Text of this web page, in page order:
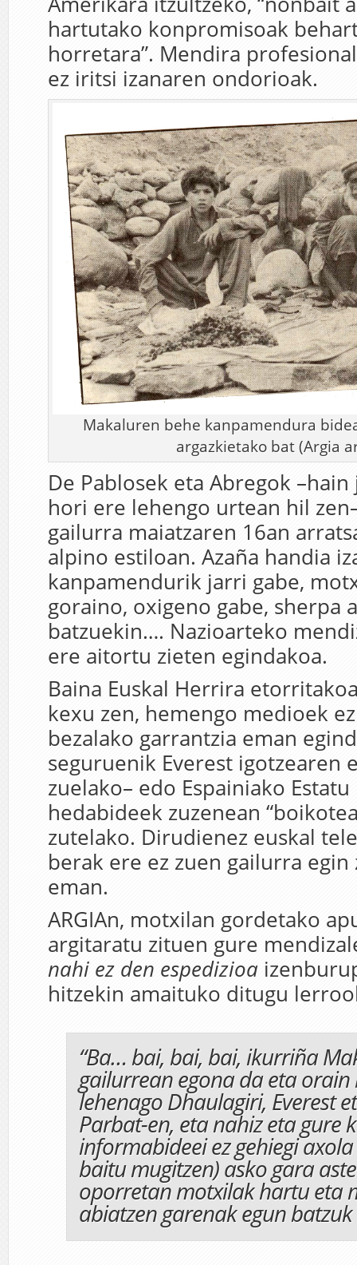
hartutako konpromisoak
horretara”. Mendira
ez iritsi izanaren ondorioak.
Makaluren behe kanpamendura
argazkietako bat (Argia
De Pablosek eta Abregok
hori ere lehengo urtean hil
gailurra maiatzaren 16an
alpino estiloan. Azaña handia
kanpamendurik jarri gabe,
goraino, oxigeno gabe, sherpa
batzuekin…. Nazioarteko
ere aitortu zieten egindakoa.
Baina Euskal Herrira
kexu zen, hemengo medioek
bezalako garrantzia eman
seguruenik Everest igotzearen
zuelako– edo Espainiako
hedabideek zuzenean
zutelako. Dirudienez euskal
berak ere ez zuen gailurra
eman.
ARGIAn, motxilan gordetako
argitaratu zituen gure
nahi ez den espedizioa
hitzekin amaituko ditugu
“Ba… bai, bai, bai, ikurriña
gailurrean egona da eta
lehenago Dhaulagiri, Everest
Parbat-en, eta nahiz eta gure
informabideei ez gehiegi
baitu mugitzen) asko gara
oporretan motxilak hartu eta
abiatzen garenak egun batzuk